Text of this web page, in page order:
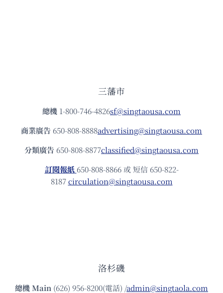
三藩市
總機 1-800-746-4826sf@singtaousa.com
商業廣告 650-808-8888advertising@singtaousa.com
分類廣告 650-808-8877classified@singtaousa.com
訂閱報紙 650-808-8866 或 短信 650-822-
8187circulation@singtaousa.com
洛杉磯
總機Main (626) 956-8200(電話) /admin@singtaola.com